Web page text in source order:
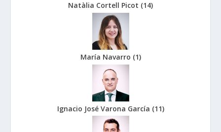
Natàlia Cortell Picot (14)
María Navarro (1)
Ignacio José Varona García (11)